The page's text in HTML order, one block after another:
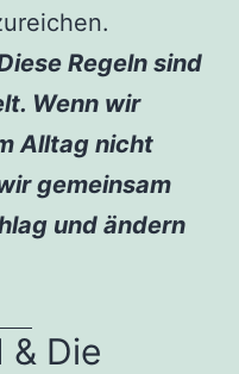
Regeln sind
Wenn wir
Alltag nicht
gemeinsam
und ändern
& Die